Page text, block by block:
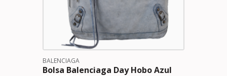
BALENCIAGA
Bolsa Balenciaga Day Hobo Azul